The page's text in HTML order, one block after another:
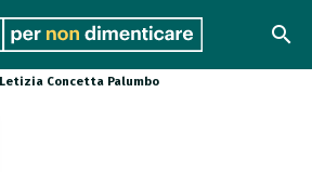
search
Letizia Concetta Palumbo